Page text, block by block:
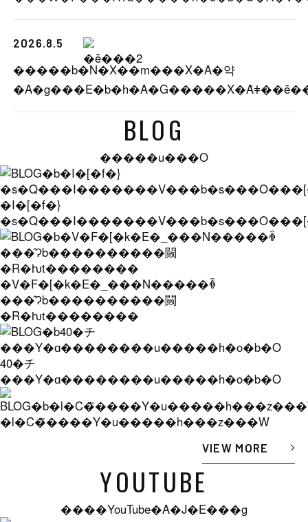
2026.8.5
�����b�N�X��m���X�A�약
BLOG
�����u���O
�I�[�f�}
�V�F�[�k�E�_���N�����ꐶ
���̂Ɂb����������闝
�R�ƕt��������
40�チ
���Y�ɑ��������u�����h�o�b�O
�l�C�̃����Y�u�����h���z���W
VIEW MORE
YOUTUBE
����YouTube�A�J�E���g